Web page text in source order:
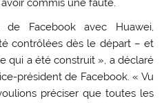
commis une faute.
Facebook avec Huawei,
contrôlées dès le départ – et
qui a été construit », a déclaré
président de Facebook. « Vu
préciser que toutes les